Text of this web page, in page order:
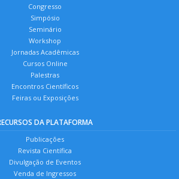
Congresso
Simpósio
Seminário
Workshop
Jornadas Acadêmicas
Cursos Online
Palestras
Encontros Científicos
Feiras ou Exposições
DA PLATAFORMA
Publicações
Revista Científica
Divulgação de Eventos
Venda de Ingressos